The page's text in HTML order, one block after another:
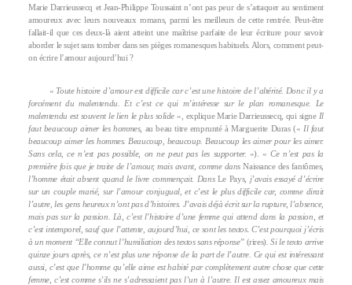
Marie Darrieussecq et Jean-Philippe Toussaint n’ont pas peur de s’attaquer au sentiment
amoureux avec leurs nouveaux romans, parmi les meilleurs de cette rentrée. Peut-être
fallait-il que ces deux-là aient atteint une maîtrise parfaite de leur écriture pour savoir
aborder le sujet sans tomber dans ses pièges romanesques habituels. Alors, comment peut-
on écrire l’amour aujourd’hui ?
«Toute histoire d’amour est difficile car c’est une histoire de l’altérité. Donc il y a
forcément du malentendu. Et c’est ce qui m’intéresse sur le plan romanesque. Le
malentendu est souvent le lien le plus solide», explique Marie Darrieussecq, qui signe Il
faut beaucoup aimer les hommes, au beau titre emprunté à Marguerite Duras (« Il faut
beaucoup aimer les hommes. Beaucoup, beaucoup. Beaucoup les aimer pour les aimer.
Sans cela, ce n’est pas possible, on ne peut pas les supporter. »). «Ce n’est pas la
première fois que je traite de l’amour, mais avant, comme dans Naissance des fantômes,
l’homme était absent quand le livre commençait. DansLe Pays, j’avais essayé d’écrire
sur un couple marié, sur l’amour conjugual, et c’est le plus difficile car, comme dirait
l’autre, les gens heureux n’ont pas d’histoires. J’avais déjà écrit sur la rupture, l’absence,
mais pas sur la passion. Là, c’est l’histoire d’une femme qui attend dans la passion, et
c’est intemporel, sauf que l’attente, aujourd’hui, ce sont les textos. C’est pourquoi j’écris
à un moment “Elle connut l’humiliation des textos sans réponse”(rires).Si le texto arrive
quinze jours après, ce n’est plus une réponse de la part de l’autre. Ce qui est intéressant
aussi, c’est que l’homme qu’elle aime est habité par complètement autre chose que cette
femme, c’est comme s’ils ne s’adressaient pas l’un à l’autre. Il est assez amoureux mais